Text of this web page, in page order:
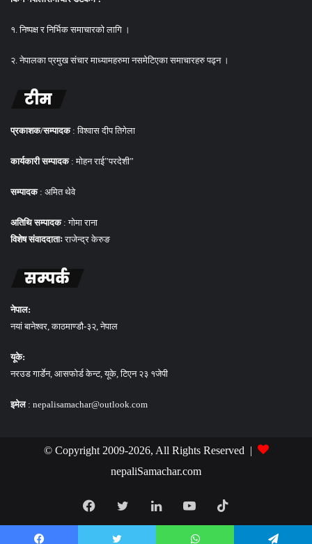
१. निष्पक्ष र निर्भिक समाचारको लागि ।
२. नेपालका प्रमुख संचार माध्यामहरुमा नसमेटिएका समाचारहरु पढ्न ।
टीम
प्रकाशक/सम्पादक : विश्वास दीप तिगेला
कार्यकारी सम्पादक: मोहन राई”परदेशी”
सम्पादक: अमित थेवे
अतिथि सम्पादक: गोमा राना
विशेष संवाददाताःराजेन्द्र केरुङ
सम्पर्क
नेपाल:
नयां बानेश्वर, काठमाण्डौ-३२, नेपाल
यूके:
नरउड गार्डेन, आसफोर्ड केन्ट, यूके, टिएन २३ १जेपी
इमेल: nepalisamachar@outlook.com
© Copyright 2009-2026, All Rights Reserved |
nepaliSamachar.com
FacebookTwitterLinkedInYouTube